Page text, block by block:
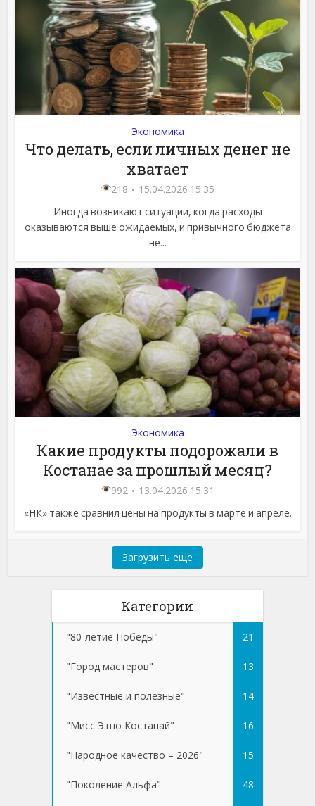
Экономика
Что делать, если личных денег не
хватает
218
15.04.2026 15:35
Иногда возникают ситуации, когда расходы
оказываются выше ожидаемых, и привычного бюджета
не...
Экономика
Какие продукты подорожали в
Костанае за прошлый месяц?
992
13.04.2026 15:31
«НК» также сравнил цены на продукты в марте и апреле.
Загрузить еще
Категории
"80-летие Победы" 21
"Город мастеров" 13
"Известные и полезные" 14
"Мисс Этно Костанай" 16
"Народное качество – 2026" 15
"Поколение Альфа" 48